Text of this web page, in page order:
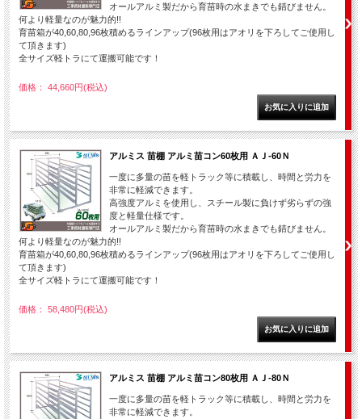
オールアルミ製だから育苗時の水まきでも錆びません。
何より軽量なのが魅力的!!
育苗箱が40,60,80,96枚積めるラインアップ(96枚用はアオリを下ろしてご使用し
て頂きます)
全サイズ軽トラにて運搬可能です！
価格： 44,660円(税込)
アルミス 苗棚 アルミ苗コン60枚用 ＡＪ-60Ｎ
一度に多量の苗を軽トラック等に積載し、時間と労力を
非常に軽減できます。
高強度アルミを使用し、スチール製に負けず劣らずの強
度と軽量仕様です。
オールアルミ製だから育苗時の水まきでも錆びません。
何より軽量なのが魅力的!!
育苗箱が40,60,80,96枚積めるラインアップ(96枚用はアオリを下ろしてご使用し
て頂きます)
全サイズ軽トラにて運搬可能です！
価格： 58,480円(税込)
アルミス 苗棚 アルミ苗コン80枚用 ＡＪ-80Ｎ
一度に多量の苗を軽トラック等に積載し、時間と労力を
非常に軽減できます。